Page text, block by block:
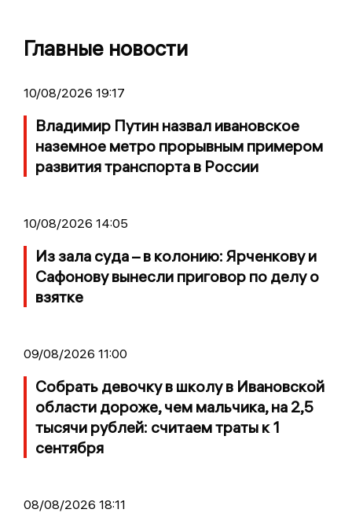
Главные новости
10/08/2026 19:17
Владимир Путин назвал ивановское
наземное метро прорывным примером
развития транспорта в России
10/08/2026 14:05
Из зала суда – в колонию: Ярченкову и
Сафонову вынесли приговор по делу о
взятке
09/08/2026 11:00
Собрать девочку в школу в Ивановской
области дороже, чем мальчика, на 2,5
тысячи рублей: считаем траты к 1
сентября
08/08/2026 18:11